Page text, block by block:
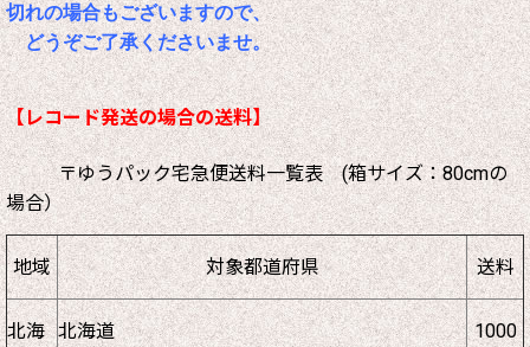
切れの場合もございますので、
どうぞご了承くださいませ。
【レコード発送の場合の送料】
〒ゆうパック宅急便送料一覧表 (箱サイズ：80cmの
場合）
地域 対象都道府県 送料
北海 北海道
1000